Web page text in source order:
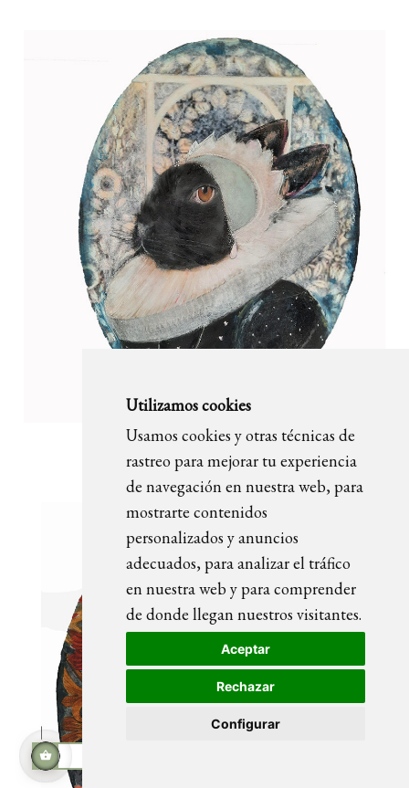
Utilizamos cookies
Usamos cookies y otras técnicas de
rastreo para mejorar tu experiencia
de navegación en nuestra web, para
mostrarte contenidos
personalizados y anuncios
adecuados, para analizar el tráfico
en nuestra web y para comprender
de donde llegan nuestros visitantes.
Aceptar
Rechazar
Configurar
OLIVIA retrato pintado